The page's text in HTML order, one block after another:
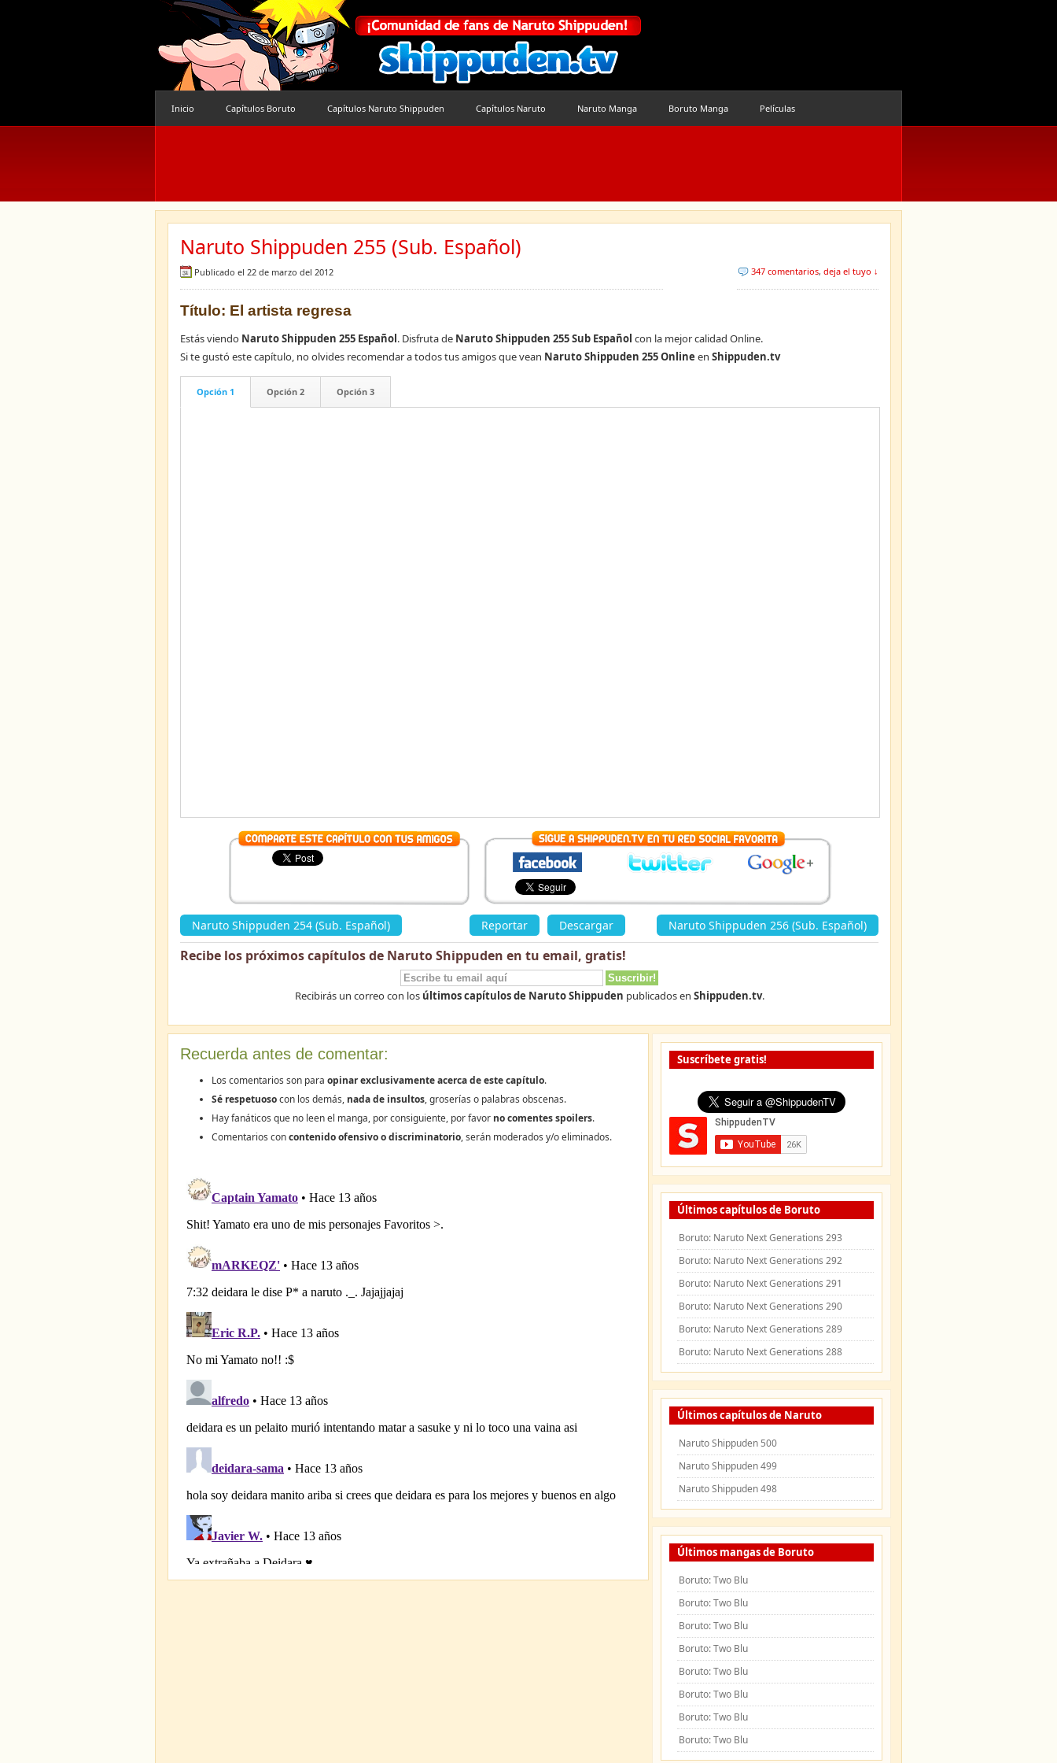
Inicio Capítulos Boruto Capítulos Naruto Shippuden Capítulos Naruto Naruto Manga Boruto Manga Películas
Naruto Shippuden 255 (Sub. Español)
Publicado el 22 de marzo del 2012 347 comentarios, deja el tuyo ↓
Título: El artista regresa
Estás viendo Naruto Shippuden 255 Español. Disfruta de Naruto Shippuden 255 Sub Español con la mejor calidad Online.
Si te gustó este capítulo, no olvides recomendar a todos tus amigos que vean Naruto Shippuden 255 Online en Shippuden.tv
Opción 1 Opción 2 Opción 3
Naruto Shippuden 254 (Sub. Español) Reportar Descargar Naruto Shippuden 256 (Sub. Español)
Recibe los próximos capítulos de Naruto Shippuden en tu email, gratis!
Recibirás un correo con los últimos capítulos de Naruto Shippuden publicados en Shippuden.tv.
Recuerda antes de comentar:
Los comentarios son para opinar exclusivamente acerca de este capítulo.
Sé respetuosocon los demás, nada de insultos, groserías o palabras obscenas.
Hay fanáticos que no leen el manga, por consiguiente, por favor no comentes spoilers.
Comentarios concontenido ofensivo o discriminatorio, serán moderados y/o eliminados.
Suscríbete gratis!
Últimos capítulos de Boruto
Boruto: Naruto Next Generations 293
Boruto: Naruto Next Generations 292
Boruto: Naruto Next Generations 291
Boruto: Naruto Next Generations 290
Boruto: Naruto Next Generations 289
Boruto: Naruto Next Generations 288
Últimos capítulos de Naruto
Naruto Shippuden 500
Naruto Shippuden 499
Naruto Shippuden 498
Últimos mangas de Boruto
Boruto: Two Blu
Boruto: Two Blu
Boruto: Two Blu
Boruto: Two Blu
Boruto: Two Blu
Boruto: Two Blu
Boruto: Two Blu
Boruto: Two Blu